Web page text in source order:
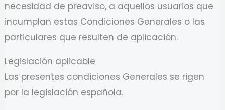
necesidad de preaviso, a aquellos usuarios que
incumplan estas Condiciones Generales o las
particulares que resulten de aplicación.
Legislación aplicable
Las presentes condiciones Generales se rigen
por la legislación española.